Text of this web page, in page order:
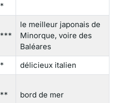
*
***
le meilleur japonais de
Minorque, voire des
Baléares
* délicieux italien
** bord de mer